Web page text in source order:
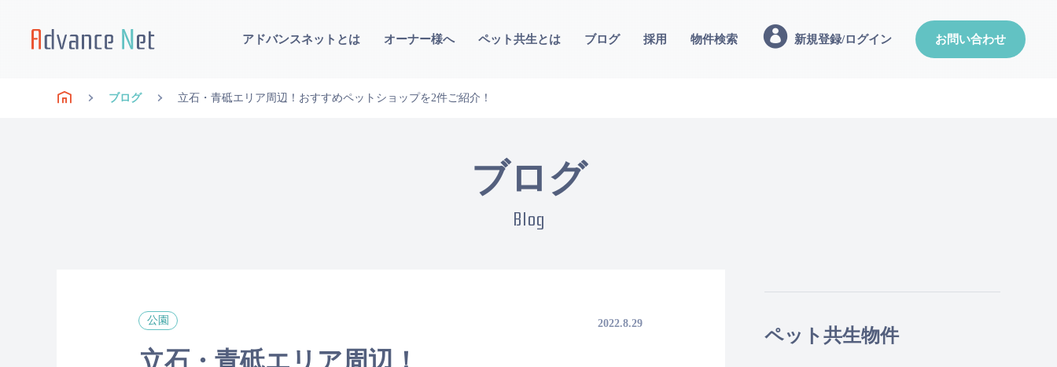
アドバンスネットとは オーナー様へ ペット共生とは ブログ 採用 物件検索 新規登録/ログイン お問い合わせ
ブログ 立石・青砥エリア周辺！おすすめペットショップを2件ご紹介！
ブログ
Blog
公園 2022.8.29
立石・青砥エリア周辺！
ペット共生物件